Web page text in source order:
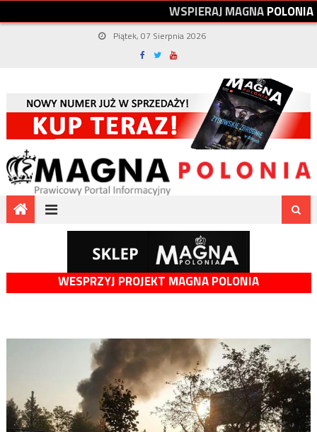
WSPIERAJMAGNAPOLONIA
Piątek, 07 Sierpnia 2026
WESPRZYJ PROJEKT MAGNA POLONIA